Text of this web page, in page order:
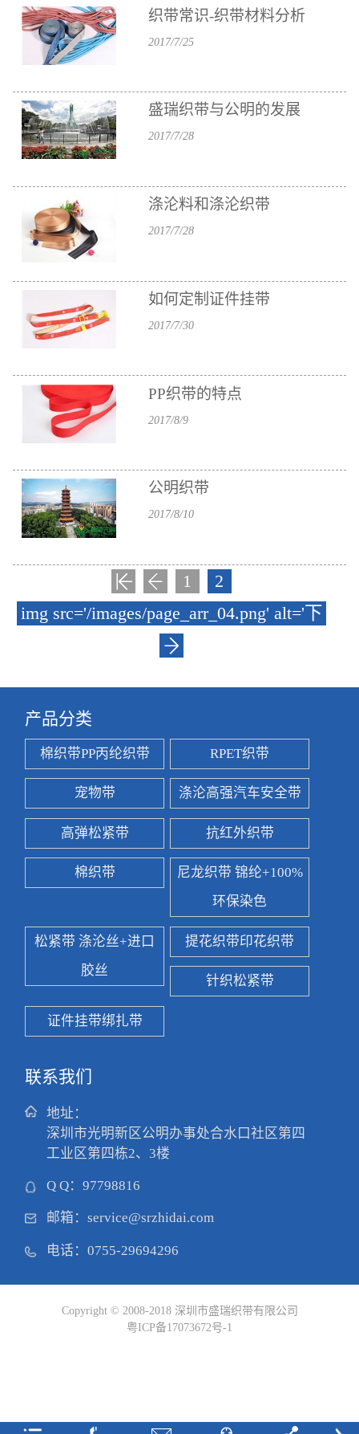
织带常识-织带材料分析
2017/7/25
盛瑞织带与公明的发展
2017/7/28
涤沦料和涤沦织带
2017/7/28
如何定制证件挂带
2017/7/30
PP织带的特点
2017/8/9
公明织带
2017/8/10
1
2
img src='/images/page_arr_04.png' alt='下
一页'/>
产品分类
棉织带PP丙纶织带 RPET织带
宠物带 涤沦高强汽车安全带
高弹松紧带 抗红外织带
棉织带
尼龙织带 锦纶+100%
环保染色
松紧带 涤沦丝+进口
胶丝
提花织带印花织带
针织松紧带
证件挂带绑扎带
联系我们
地址：
深圳市光明新区公明办事处合水口社区第四
工业区第四栋2、3楼
Q Q： 97798816
邮箱： service@srzhidai.com
电话： 0755-29694296
Copyright © 2008-2018 深圳市盛瑞织带有限公司
粤ICP备17073672号-1